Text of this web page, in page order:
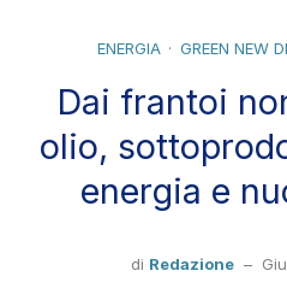
ENERGIA GREEN NEW
Dai frantoi
olio,
energia e
di Redazione –